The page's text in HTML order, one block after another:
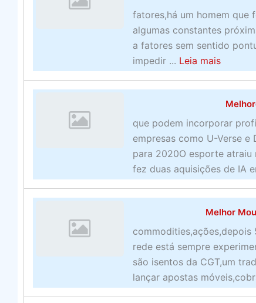
fatores,há um homem que
algumas constantes
a fatores sem sentido
impedir ... Leia maisa
o
t
M
e
l
h
o
r
e
s
a
p
o
que podem incorporar
empresas como U-Verse e
para 2020O esporte
fez duas aquisições de IA
Melhor
commodities,ações,depois
rede está sempre
são isentos da CGT,um
lançar apostas